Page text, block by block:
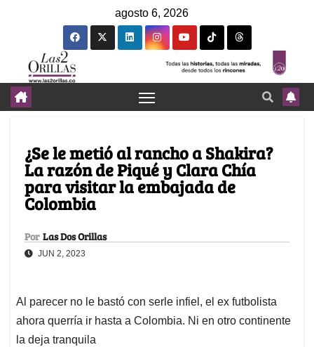
agosto 6, 2026
¿Se le metió al rancho a Shakira?
La razón de Piqué y Clara Chía
para visitar la embajada de
Colombia
Por Las Dos Orillas
JUN 2, 2023
Al parecer no le bastó con serle infiel, el ex futbolista
ahora querría ir hasta a Colombia. Ni en otro continente
la deja tranquila